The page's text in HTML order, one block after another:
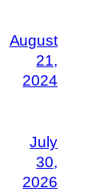
August
21,
2024
July
30,
2026